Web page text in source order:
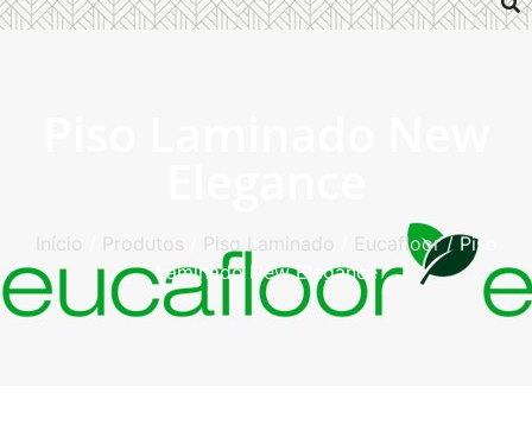
Início Produtos Piso Laminado Eucafloor/ Piso
Laminado New Elegance